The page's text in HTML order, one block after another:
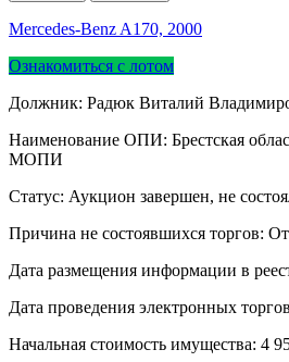
Mercedes-Benz A170, 2000
Ознакомиться с лотом
Должник: Радюк Виталий
Наименование ОПИ: Брестская
МОПИ
Статус: Аукцион завершен, не
Причина не состоявшихся торгов:
Дата размещения информации в
Дата проведения электронных
Начальная стоимость имущества: 4